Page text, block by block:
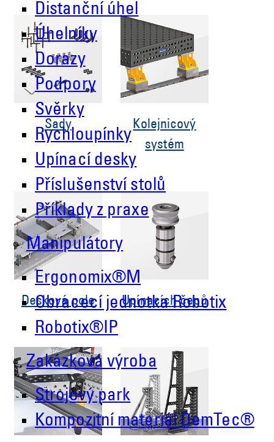
Distanční úhel
Úhelníky
Dorazy
Podpory
Svěrky
Rychloupínky
Upínací desky
Příslušenství stolů
Příklady z praxe
Manipulátory
Ergonomix®M
Obracecí jednotka Robotix
Robotix®IP
Zakázková výroba
Strojový park
Kompozitní materiál DemTec®
Sady
Kolejnicový
systém
Desková pole Upínacích čepů